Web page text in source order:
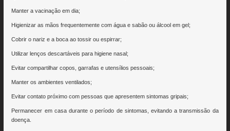
Manter a vacinação em dia;
Higienizar as mãos frequentemente com água e sabão ou álcool em gel;
Cobrir o nariz e a boca ao tossir ou espirrar;
Utilizar lenços descartáveis para higiene nasal;
Evitar compartilhar copos, garrafas e utensílios pessoais;
Manter os ambientes ventilados;
Evitar contato próximo com pessoas que apresentem sintomas gripais;
Permanecer em casa durante o período de sintomas, evitando a transmissão da
doença.